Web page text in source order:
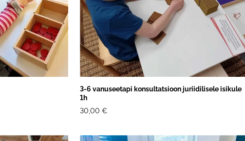
3-6 vanuseetapi konsultatsioon juriidilisele isikule
1h
30,00 €